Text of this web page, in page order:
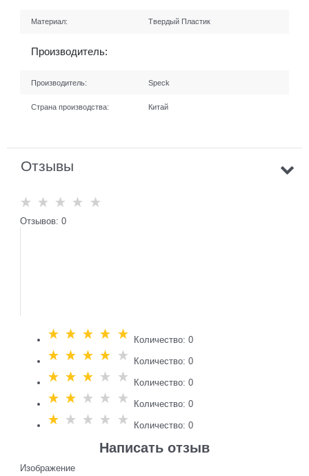
Материал: Твердый Пластик
Производитель:
Производитель: Speck
Страна производства: Китай
Отзывы
Отзывов: 0
Количество: 0
Количество: 0
Количество: 0
Количество: 0
Количество: 0
Написать отзыв
Изображение